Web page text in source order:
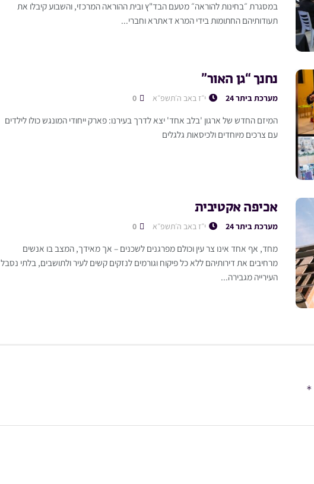
במסגרת ״בחינות להוראה״ מטעם הבד"ץ ובית ההוראה המרכזי, והשבוע קיבלו את
תעודותיהם החתומות בידי המרא דאתרא וחברי...
נחנך “גן האור”
מערכת ביתר 24 י״ז באב ה׳תשפ״א
המיזם החדש של ארגון 'בלב אחד' יצא לדרך בעירנו: פארק ייחודי המונגש כולו לילדים
עם צרכים מיוחדים ולכיסאות גלגלים
אכיפה אקטיבית
מערכת ביתר 24 י״ז באב ה׳תשפ״א
מחד, אף אחד אינו צר עין וכולם מפרגנים לשכנים – אך מאידך, המצב בו אנשים
מרחיבים את דירותיהם ללא כל פיקוח וגורמים לנזקים קשים לעיר ולתושבים, בלתי נסבל
העירייה מגבירה...
*